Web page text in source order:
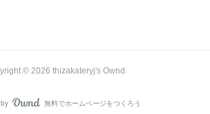
© 2026 thizakateryj's Ownd .
AmebaOwnd
無料でホームページをつくろう